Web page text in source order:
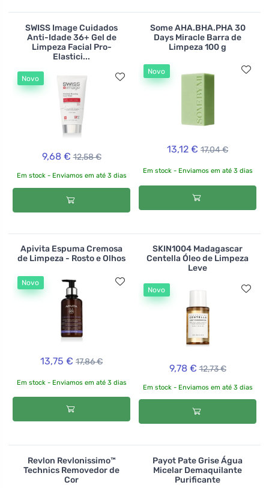
SWISS Image Cuidados
Anti-Idade 36+ Gel de
Limpeza Facial Pro-
Elastici...
Novo
9,68 € 12,58 €
Em stock - Enviamos em até 3 dias
Some AHA.BHA.PHA 30
Days Miracle Barra de
Limpeza 100 g
Novo
13,12 € 17,04 €
Em stock - Enviamos em até 3 dias
Apivita Espuma Cremosa
de Limpeza - Rosto e Olhos
Novo
13,75 € 17,86 €
Em stock - Enviamos em até 3 dias
SKIN1004 Madagascar
Centella Óleo de Limpeza
Leve
Novo
9,78 € 12,73 €
Em stock - Enviamos em até 3 dias
Revlon Revlonissimo™
Technics Removedor de
Cor
Payot Pate Grise Água
Micelar Demaquilante
Purificante